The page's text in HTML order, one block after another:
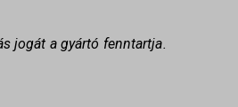
jogát a gyártó fenntartja.